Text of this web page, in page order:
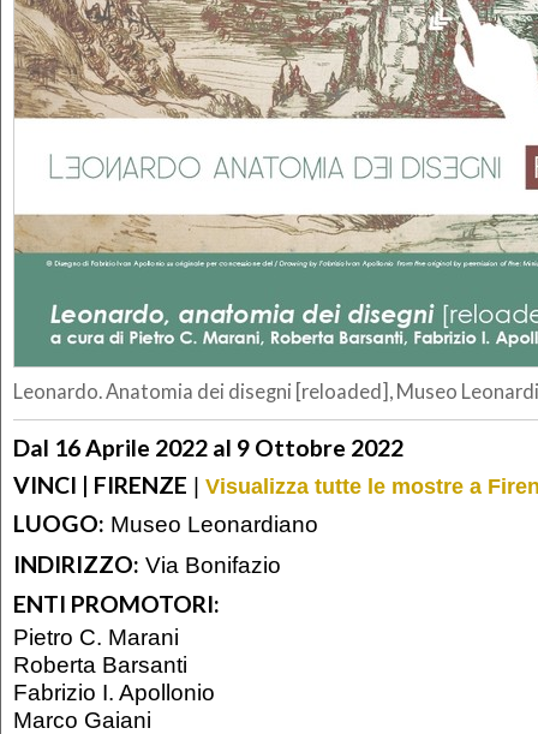
Leonardo. Anatomia dei disegni [reloaded], Museo
Dal 16 Aprile 2022 al 9 Ottobre 2022
VINCI | FIRENZE | Visualizza tutte le mostre a
LUOGO: Museo Leonardiano
INDIRIZZO: Via Bonifazio
ENTI PROMOTORI:
Pietro C. Marani
Roberta Barsanti
Fabrizio I. Apollonio
Marco Gaiani